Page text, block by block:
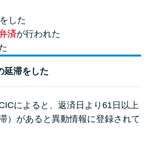
方法はどれ？
年収が低い＆他社借入があると
を分析
みずほ銀行カードローンの問い
合わせ先とシーン別の問い合わ
をした
済が行われた
延滞をした
によると、返済日より61日以上
）があると異動情報に登録されて